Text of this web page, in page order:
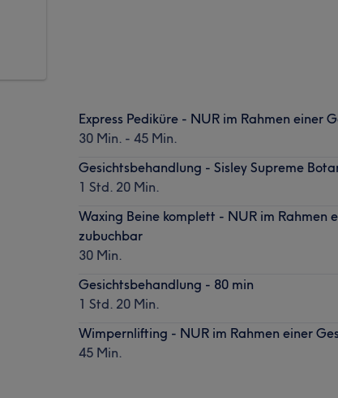
Express Pediküre - NUR im Rahmen einer
30 Min. - 45 Min.
Gesichtsbehandlung - Sisley Supreme
1 Std. 20 Min.
Waxing Beine komplett - NUR im Rahmen
zubuchbar
30 Min.
Gesichtsbehandlung - 80 min
1 Std. 20 Min.
Wimpernlifting - NUR im Rahmen einer
45 Min.